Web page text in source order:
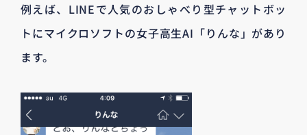
例えば、LINEで人気のおしゃべり型チャットボッ
トにマイクロソフトの女子高生AI「りんな」があり
ます。